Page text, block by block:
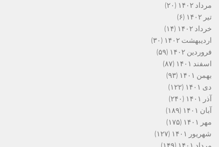
مرداد ۱۴۰۲
(۲۰)
تیر ۱۴۰۲
(۶)
خرداد ۱۴۰۲
(۱۴)
اردیبهشت ۱۴۰۲
(۳۰)
فروردین ۱۴۰۲
(۵۹)
اسفند ۱۴۰۱
(۸۷)
بهمن ۱۴۰۱
(۹۳)
دی ۱۴۰۱
(۱۲۲)
آذر ۱۴۰۱
(۲۴۰)
آبان ۱۴۰۱
(۱۸۹)
مهر ۱۴۰۱
(۱۷۵)
شهریور ۱۴۰۱
(۱۲۷)